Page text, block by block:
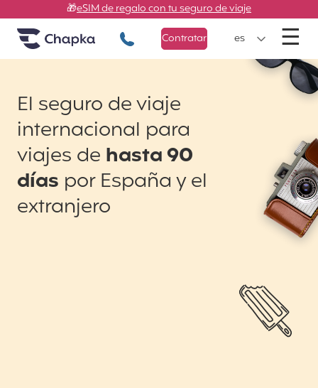
Ir directamente al contenido
Chapka Seguros de viaje
🎁eSIM de regalo con tu seguro de viaje
+34 900 805 947
Contratar es ☰
El seguro de viaje
internacional para
viajes de hasta 90
días por España y el
extranjero